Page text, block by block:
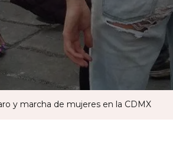
y marcha de mujeres en la CDMX